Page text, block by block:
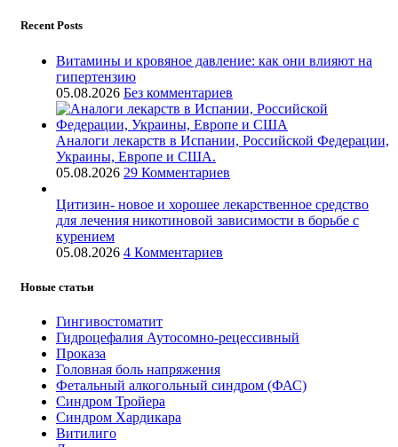
Recent Posts
Витамины и кровяное давление: как они влияют на
гипертензию
05.08.2026 Без комментариев
Аналоги лекарств в Испании, Российской Федерации,
Украины, Европе и США.
05.08.2026 29 Комментариев
Цитизин- новое и хорошее лекарственное средство
для лечения никотиновой зависимости в борьбе с
курением
05.08.2026 4 Комментариев
Новые статьи
Гингивостоматит
Гидроцефалия Аутосомно-рецессивный
Проказа
Головная боль напряжения
Фетальный алкогольный синдром (ФАС)
Синдром Тройера
Синдром Хардикара
Витилиго